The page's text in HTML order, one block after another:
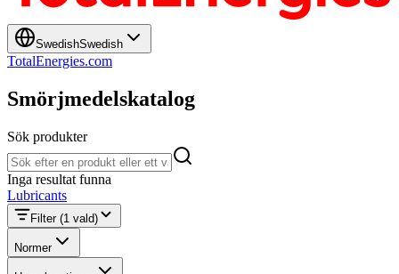
SwedishSwedish
TotalEnergies.com
Smörjmedelskatalog
Sök produkter
Sök produkter
Inga resultat funna
Lubricants
Filter(1 vald)
Normer